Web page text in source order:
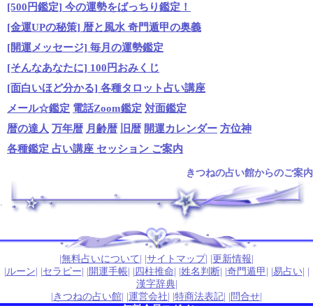
[500円鑑定] 今の運勢をばっちり鑑定！
[金運UPの秘策] 暦と風水 奇門遁甲の奥義
[開運メッセージ] 毎月の運勢鑑定
[そんなあなたに] 100円おみくじ
[面白いほど分かる] 各種タロット占い講座
メール☆鑑定 電話Zoom鑑定 対面鑑定
暦の達人 万年暦 月齢暦 旧暦 開運カレンダー 方位神
各種鑑定 占い講座 セッション ご案内
きつねの占い館からのご案内
無料占いについて サイトマップ 更新情報
ルーン セラピー 開運手帳 四柱推命 姓名判断| | 奇門遁甲 易占い
漢字辞典|
きつねの占い館 運営会社 特商法表記 問合せ